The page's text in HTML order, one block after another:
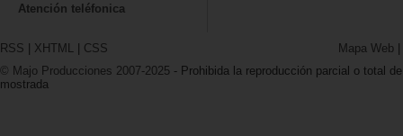
Atención teléfonica
RSS | XHTML | CSS Mapa Web |
© Majo Producciones 2007-2025 - Prohibida la reproducción parcial o total
mostrada